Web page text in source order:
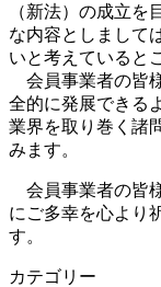
（新法）の成立
な内容としまして
いと考えていると
会員事業者の皆
全的に発展できる
業界を取り巻く諸
みます。
会員事業者の皆
にご多幸を心より
す。
カテゴリー